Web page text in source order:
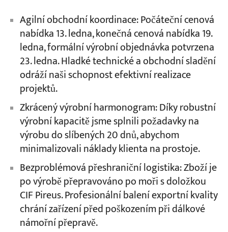
Agilní obchodní koordinace: Počáteční cenová
nabídka 13. ledna, konečná cenová nabídka 19.
ledna, formální výrobní objednávka potvrzena
23. ledna. Hladké technické a obchodní sladění
odráží naši schopnost efektivní realizace
projektů.
Zkrácený výrobní harmonogram: Díky robustní
výrobní kapacitě jsme splnili požadavky na
výrobu do slíbených 20 dnů, abychom
minimalizovali náklady klienta na prostoje.
Bezproblémová přeshraniční logistika: Zboží je
po výrobě přepravováno po moři s doložkou
CIF Pireus. Profesionální balení exportní kvality
chrání zařízení před poškozením při dálkové
námořní přepravě.